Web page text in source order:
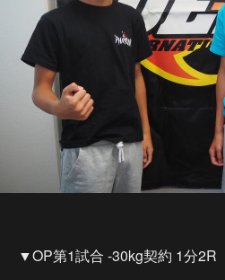
▼OP第1試合 -30kg契約 1分2R